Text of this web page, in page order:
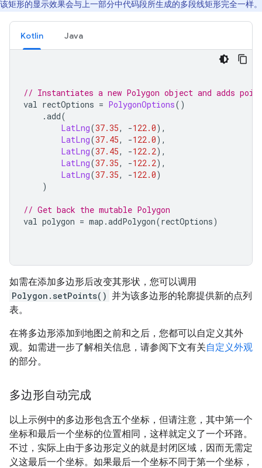
该矩形的显示效果会与上一部分中代码段所生成的多段线矩形完全一样。
Kotlin Java
// Instantiates a new Polygon object and adds
val rectOptions = PolygonOptions()
.add(
LatLng(37.35, -122.0),
LatLng(37.45, -122.0),
LatLng(37.45, -122.2),
LatLng(37.35, -122.2),
LatLng(37.35, -122.0)
)
// Get back the mutable Polygon
val polygon = map .addPolygon(rectOptions)
如需在添加多边形后改变其形状，您可以调用
Polygon.setPoints() 并为该多边形的轮廓提供新的点列
表。
在将多边形添加到地图之前和之后，您都可以自定义其外
观。如需进一步了解相关信息，请参阅下文有关自定义外观
的部分。
多边形自动完成
以上示例中的多边形包含五个坐标，但请注意，其中第一个
坐标和最后一个坐标的位置相同，这样就定义了一个环路。
不过，实际上由于多边形定义的就是封闭区域，因而无需定
义这最后一个坐标。如果最后一个坐标不同于第一个坐标，